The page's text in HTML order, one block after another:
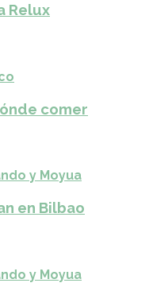
Relux
comer
y Moyua
en Bilbao
y Moyua